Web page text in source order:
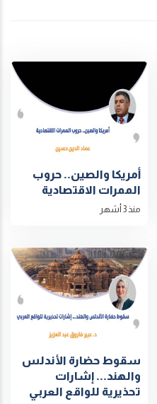
أمريكا والصين.. حروب
الممرات الاقتصادية
منذ 3 أشهر
سقوط حضارة الأندلس
والهند... إشارات
تحذيرية للواقع العربي